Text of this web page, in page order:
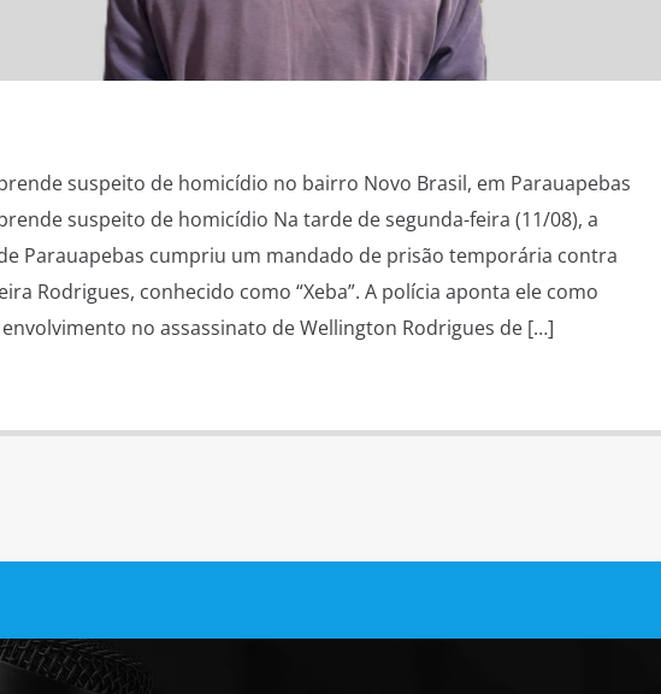
suspeito de homicídio no bairro Novo Brasil, em Parauapebas
suspeito de homicídio Na tarde de segunda-feira (11/08), a
Parauapebas cumpriu um mandado de prisão temporária contra
Rodrigues, conhecido como “Xeba”. A polícia aponta ele como
no assassinato de Wellington Rodrigues de […]